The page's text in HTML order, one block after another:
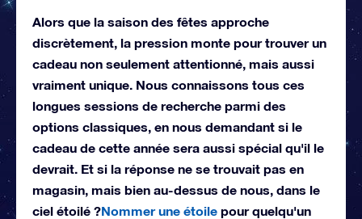
Alors que la saison des fêtes approche
discrètement, la pression monte pour trouver un
cadeau non seulement attentionné, mais aussi
vraiment unique. Nous connaissons tous ces
longues sessions de recherche parmi des
options classiques, en nous demandant si le
cadeau de cette année sera aussi spécial qu'il le
devrait. Et si la réponse ne se trouvait pas en
magasin, mais bien au-dessus de nous, dans le
ciel étoilé ?Nommer une étoile pour quelqu'un